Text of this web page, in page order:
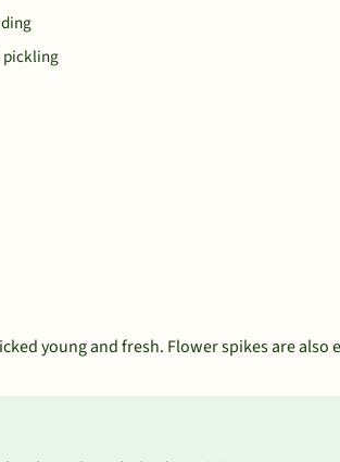
pickling
young and fresh. Flower spikes are